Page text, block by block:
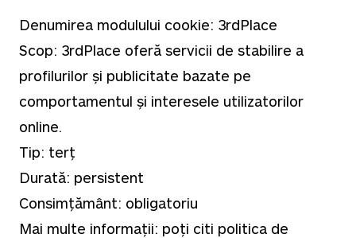
Denumirea modulului cookie: 3rdPlace
Scop: 3rdPlace oferă servicii de stabilire a
profilurilor și publicitate bazate pe
comportamentul și interesele utilizatorilor
online.
Tip: terț
Durată: persistent
Consimțământ: obligatoriu
Mai multe informații: poți citi politica de